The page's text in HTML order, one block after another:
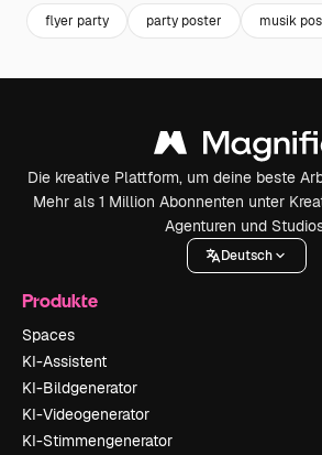
flyer party party poster musik
Die kreative Plattform, um deine beste
Mehr als 1 Million Abonnenten unter
Agenturen und
Deutsch
Produkte
Spaces
KI-Assistent
KI-Bildgenerator
KI-Videogenerator
KI-Stimmengenerator